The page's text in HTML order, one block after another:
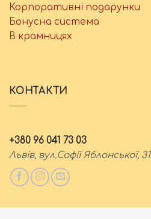
Корпоративні подарунки
Бонусна система
В крамницях
КОНТАКТИ
+380 96 041 73 03
Львів, вул.Софії Яблонської, 31